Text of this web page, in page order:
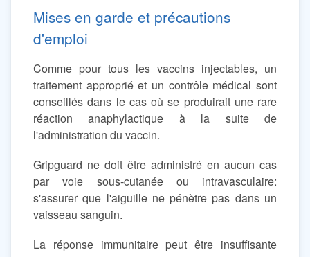
Mises en garde et précautions
d'emploi
Comme pour tous les vaccins injectables, un
traitement approprié et un contrôle médical sont
conseillés dans le cas où se produirait une rare
réaction anaphylactique à la suite de
l'administration du vaccin.
Gripguard ne doit être administré en aucun cas
par voie sous-cutanée ou intravasculaire:
s'assurer que l'aiguille ne pénètre pas dans un
vaisseau sanguin.
La réponse immunitaire peut être insuffisante